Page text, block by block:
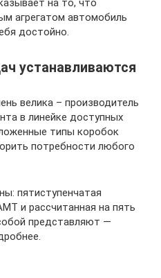
на то, что
агрегатом автомобиль
достойно.
устанавливаются
велика – производитель
в линейке доступных
типы коробок
потребности любого
пятиступенчатая
и рассчитанная на пять
представляют —